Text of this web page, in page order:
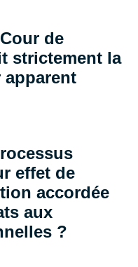
de
strictement la
apparent
effet de
accordée
aux
?